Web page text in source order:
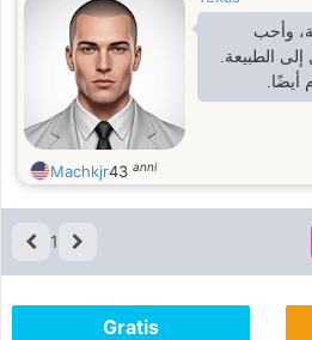
أقدام و1 بوصة، وأحب
الطبيعة.
أيضًا.
Machkjr43 anni
1
Gratis